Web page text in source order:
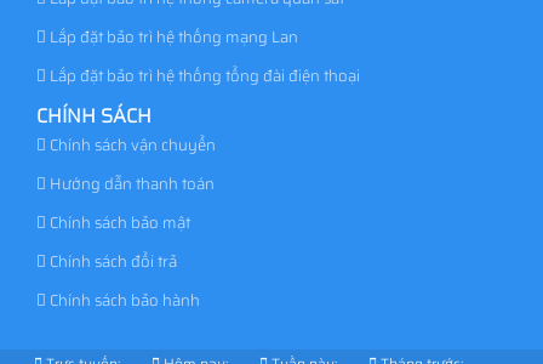
Lắp đặt bảo trì hệ thống mạng Lan
Lắp đặt bảo trì hệ thống tổng đài điện thoại
CHÍNH SÁCH
Chính sách vận chuyển
Hướng dẫn thanh toán
Chính sách bảo mật
Chính sách đổi trả
Chính sách bảo hành